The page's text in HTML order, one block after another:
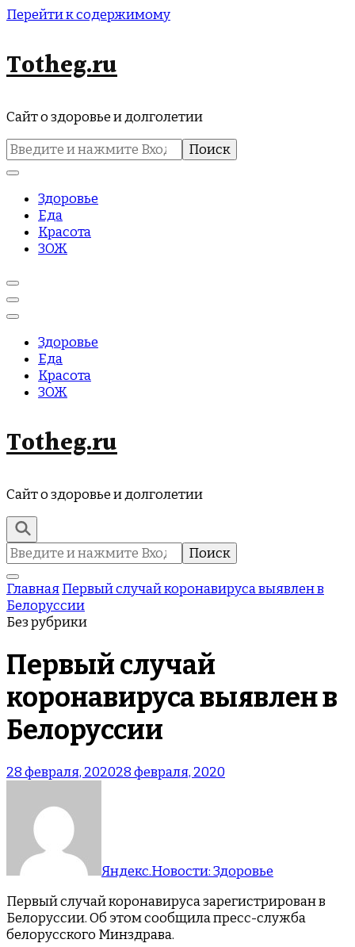
Перейти к содержимому
Totheg.ru
Сайт о здоровье и долголетии
Найти:
Здоровье
Еда
Красота
ЗОЖ
Здоровье
Еда
Красота
ЗОЖ
Totheg.ru
Сайт о здоровье и долголетии
Найти:
ГлавнаяПервый случай коронавируса выявлен в
Белоруссии
Без рубрики
Первый случай
коронавируса выявлен в
Белоруссии
28 февраля, 202028 февраля, 2020
Яндекс.Новости: Здоровье
Первый случай коронавируса зарегистрирован в
Белоруссии. Об этом сообщила пресс-служба
белорусского Минздрава.